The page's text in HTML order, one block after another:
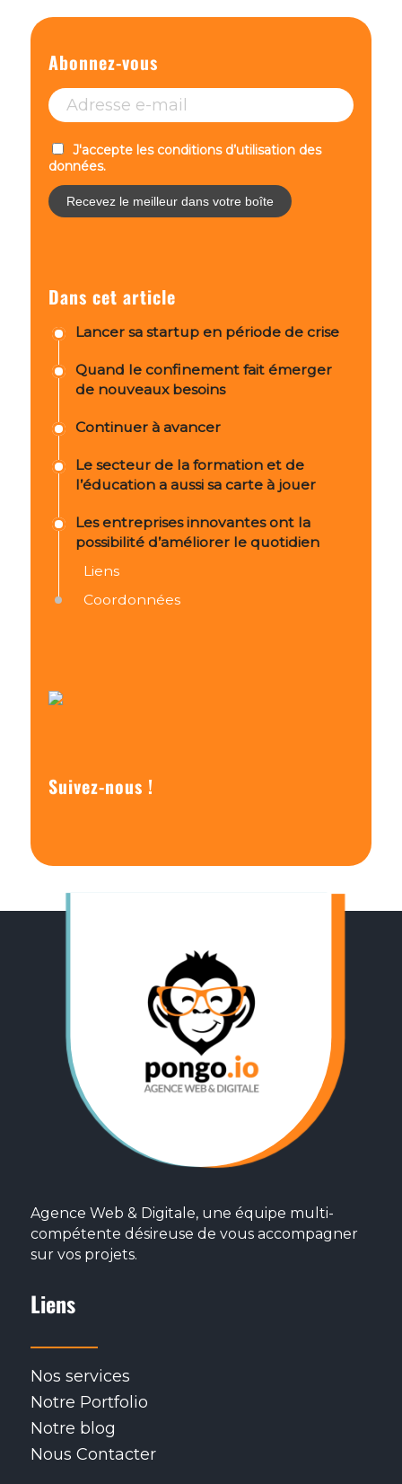
Abonnez-vous
J'accepte les conditions d’utilisation des
données.
Dans cet article
Lancer sa startup en période de crise
Quand le confinement fait émerger
de nouveaux besoins
Continuer à avancer
Le secteur de la formation et de
l’éducation a aussi sa carte à jouer
Les entreprises innovantes ont la
possibilité d’améliorer le quotidien
Liens
Coordonnées
Suivez-nous !
Agence Web & Digitale, une équipe multi-
compétente désireuse de vous accompagner
sur vos projets.
Liens
Nos services
Notre Portfolio
Notre blog
Nous Contacter